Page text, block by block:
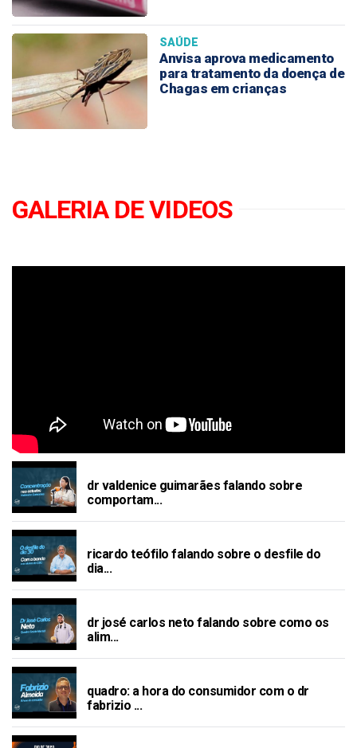
SAÚDE
Anvisa aprova medicamento
para tratamento da doença de
Chagas em crianças
GALERIA DE VIDEOS
OMPORTAMENTO DE CONCENTRAÇÃO NOS ES
TUDOS
dr valdenice guimarães falando sobre
comportam...
DO DIA 30 E EX ALUNOS DO CBC
ricardo teófilo falando sobre o desfile do
dia...
O OS ALIMENTOS PODEM PIORAR A SAÚDE ME
NTAL
dr josé carlos neto falando sobre como os
alim...
ABRIZIO ALMEIDA FALANDO SOBRE ENDIVIDAM
ENTO
quadro: a hora do consumidor com o dr
fabrizio ...